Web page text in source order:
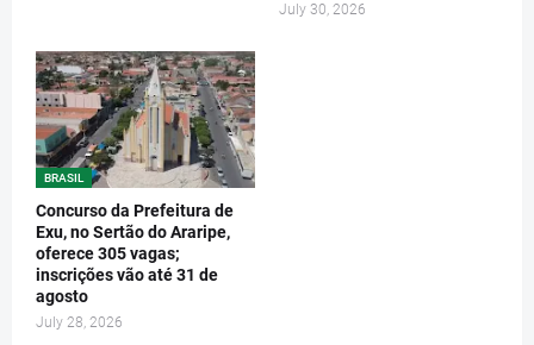
July 30, 2026
BRASIL
Concurso da Prefeitura de
Exu, no Sertão do Araripe,
oferece 305 vagas;
inscrições vão até 31 de
agosto
July 28, 2026